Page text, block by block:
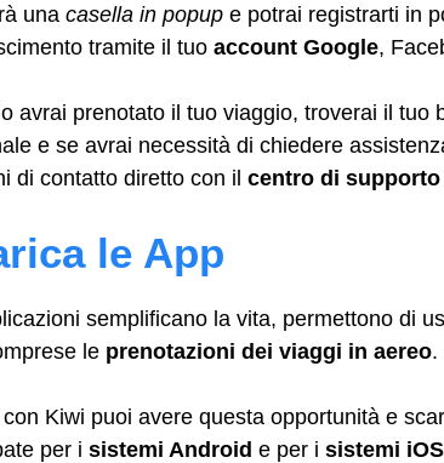
una casella in popup e potrai registrarti in
tramite il tuo account Google,
avrai prenotato il tuo viaggio, troverai il tuo
e se avrai necessità di chiedere
di contatto diretto con il centro di
le App
semplificano la vita, permettono di
le prenotazioni dei viaggi in aereo.
Kiwi puoi avere questa opportunità e
per i sistemi Android e per i sistemi iOS